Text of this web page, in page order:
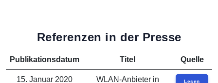
Referenzen in der Presse
Publikationsdatum Titel Quelle
15. Januar 2020
WLAN-Anbieter in
Lesen